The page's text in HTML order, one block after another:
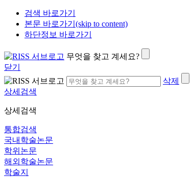
검색 바로가기
본문 바로가기(skip to content)
하단정보 바로가기
무엇을 찾고 계세요?
닫기
삭제
상세검색
상세검색
통합검색
국내학술논문
학위논문
해외학술논문
학술지